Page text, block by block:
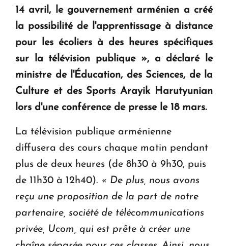
KASA : 30 ans d'audace, de résilience et d'avenir
en Arménie
Le premier hôtel Hyatt Regency d'Arménie
ouvrira ses portes à Dilijan
14 avril, le gouvernement arménien a créé
la possibilité de l'apprentissage à distance
pour les écoliers à des heures spécifiques
sur la télévision publique »,a déclaré le
ministre de l'Éducation, des Sciences, de la
Culture et des Sports Arayik Harutyunian
lors d'une conférence de presse le 18 mars.
La télévision publique arménienne
diffusera des cours chaque matin pendant
plus de deux heures (de 8h30 à 9h30, puis
de 11h30 à 12h40). « De plus, nous avons
reçu une proposition de la part de notre
partenaire, société de télécommunications
privée, Ucom, qui est prête à créer une